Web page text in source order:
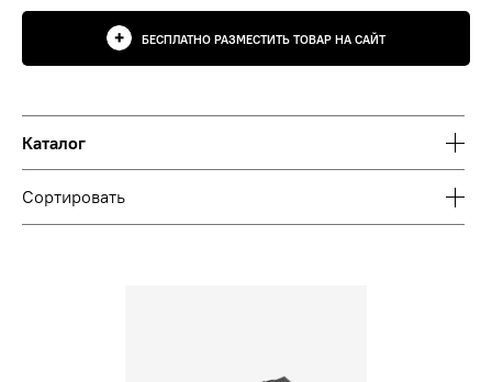
БЕСПЛАТНО РАЗМЕСТИТЬ ТОВАР НА САЙТ
Каталог
Сортировать